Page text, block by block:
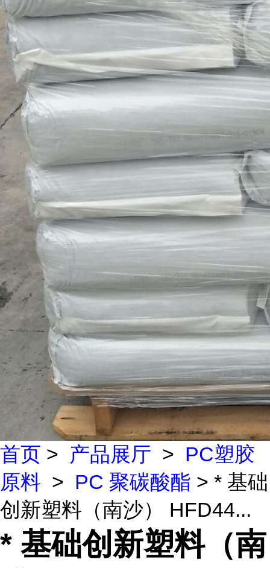
首页 > 产品展厅 > PC塑胶
原料 > PC 聚碳酸酯 > * 基础
创新塑料（南沙） HFD44...
* 基础创新塑料（南